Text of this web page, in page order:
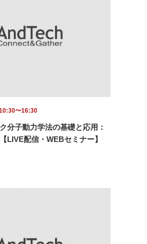
〜16:30
分子動力学法の基礎と応用：
LIVE配信・WEBセミナー】